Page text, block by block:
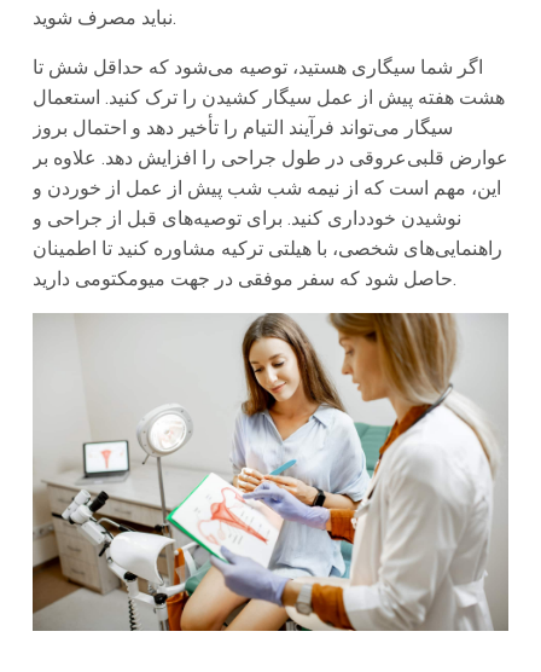
نباید مصرف شوید.
اگر شما سیگاری هستید، توصیه می‌شود که حداقل شش تا
هشت هفته پیش از عمل سیگار کشیدن را ترک کنید. استعمال
سیگار می‌تواند فرآیند التیام را تأخیر دهد و احتمال بروز
عوارض قلبی‌عروقی در طول جراحی را افزایش دهد. علاوه بر
این، مهم است که از نیمه شب شب پیش از عمل از خوردن و
نوشیدن خودداری کنید. برای توصیه‌های قبل از جراحی و
راهنمایی‌های شخصی، با هیلتی ترکیه مشاوره کنید تا اطمینان
حاصل شود که سفر موفقی در جهت میومکتومی دارید.